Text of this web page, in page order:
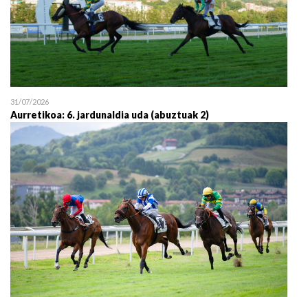
31/07/2026
Aurretikoa: 6. jardunaldia uda (abuztuak 2)